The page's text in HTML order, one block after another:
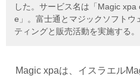
した。サービス名は「Magic
e」。富士通とマジックソフトウ
ティングと販売活動を実施する。
Magic xpaは、イスラエル